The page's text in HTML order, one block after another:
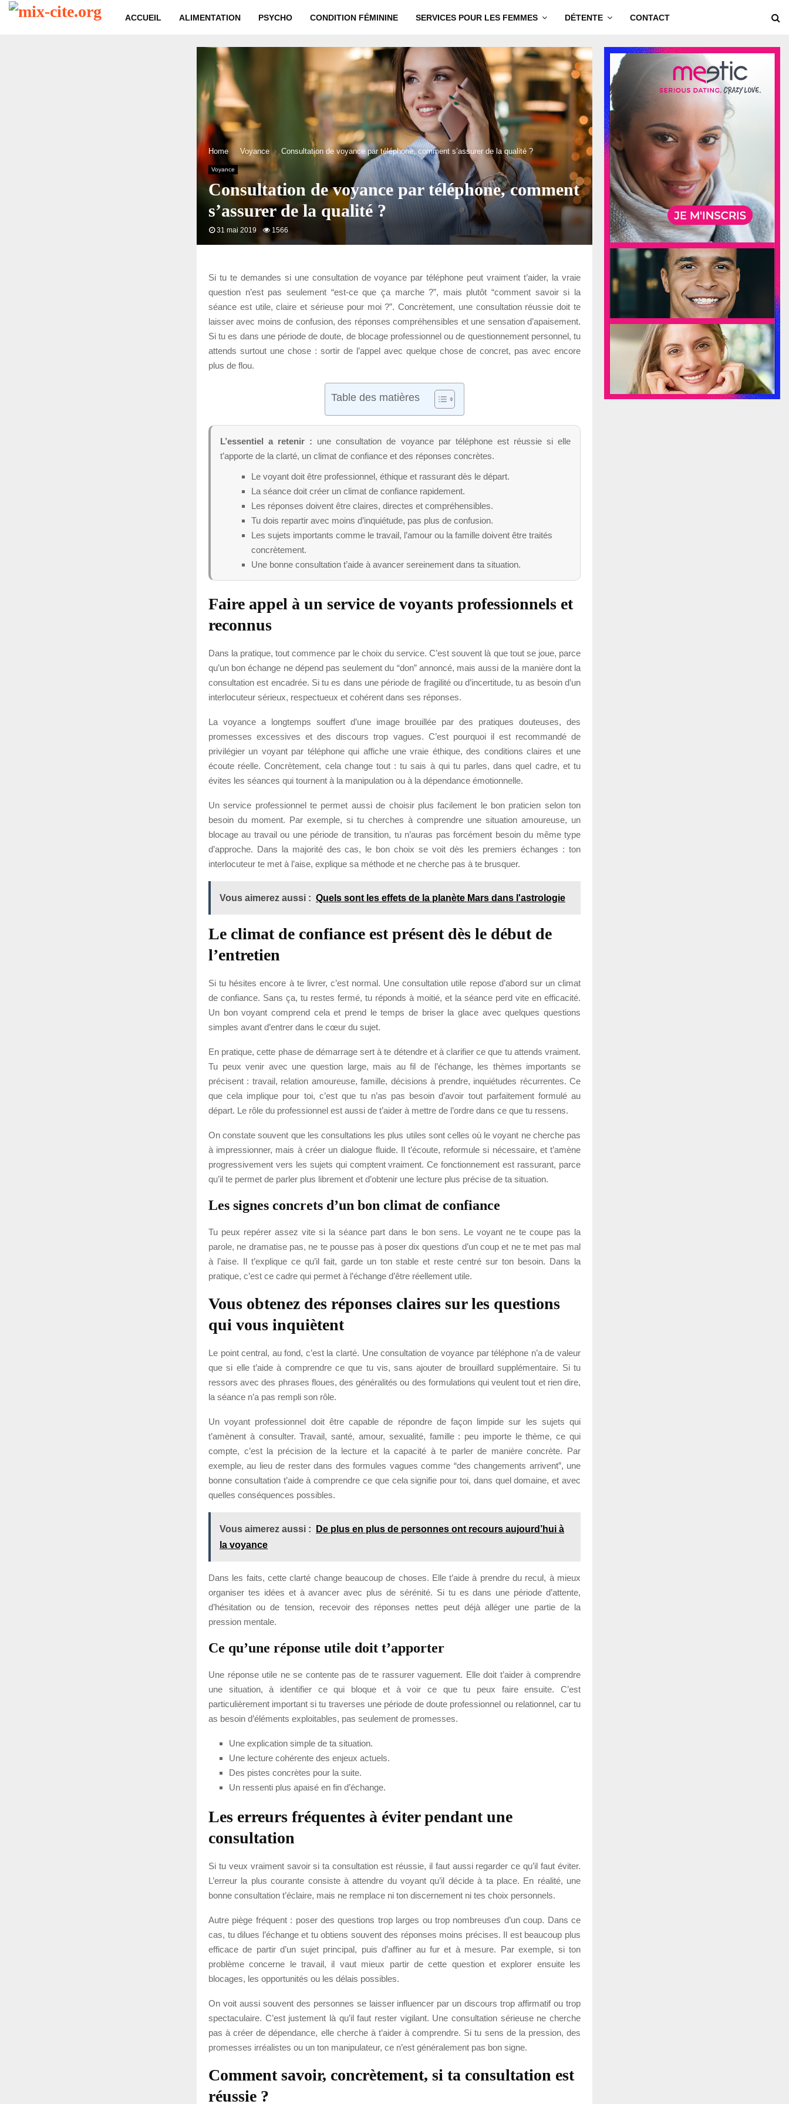
ACCUEIL ALIMENTATION PSYCHO CONDITION FÉMININE SERVICES POUR LES FEMMES DÉTENTE CONTACT
Home Voyance Consultation de voyance par téléphone, comment s’assurer de la qualité ?
Voyance
Consultation de voyance par téléphone, comment
s’assurer de la qualité ?
31 mai 2019 1566
Si tu te demandes si une consultation de voyance par téléphone peut vraiment t’aider, la vraie
question n’est pas seulement “est-ce que ça marche ?”, mais plutôt “comment savoir si la
séance est utile, claire et sérieuse pour moi ?”. Concrètement, une consultation réussie doit te
laisser avec moins de confusion, des réponses compréhensibles et une sensation d’apaisement.
Si tu es dans une période de doute, de blocage professionnel ou de questionnement personnel, tu
attends surtout une chose : sortir de l’appel avec quelque chose de concret, pas avec encore
plus de flou.
Table des matières
L’essentiel a retenir : une consultation de voyance par téléphone est réussie si elle
t’apporte de la clarté, un climat de confiance et des réponses concrètes.
Le voyant doit être professionnel, éthique et rassurant dès le départ.
La séance doit créer un climat de confiance rapidement.
Les réponses doivent être claires, directes et compréhensibles.
Tu dois repartir avec moins d’inquiétude, pas plus de confusion.
Les sujets importants comme le travail, l’amour ou la famille doivent être traités
concrètement.
Une bonne consultation t’aide à avancer sereinement dans ta situation.
Faire appel à un service de voyants professionnels et
reconnus
Dans la pratique, tout commence par le choix du service. C’est souvent là que tout se joue, parce
qu’un bon échange ne dépend pas seulement du “don” annoncé, mais aussi de la manière dont la
consultation est encadrée. Si tu es dans une période de fragilité ou d’incertitude, tu as besoin d’un
interlocuteur sérieux, respectueux et cohérent dans ses réponses.
La voyance a longtemps souffert d’une image brouillée par des pratiques douteuses, des
promesses excessives et des discours trop vagues. C’est pourquoi il est recommandé de
privilégier un voyant par téléphone qui affiche une vraie éthique, des conditions claires et une
écoute réelle. Concrètement, cela change tout : tu sais à qui tu parles, dans quel cadre, et tu
évites les séances qui tournent à la manipulation ou à la dépendance émotionnelle.
Un service professionnel te permet aussi de choisir plus facilement le bon praticien selon ton
besoin du moment. Par exemple, si tu cherches à comprendre une situation amoureuse, un
blocage au travail ou une période de transition, tu n’auras pas forcément besoin du même type
d’approche. Dans la majorité des cas, le bon choix se voit dès les premiers échanges : ton
interlocuteur te met à l’aise, explique sa méthode et ne cherche pas à te brusquer.
Vous aimerez aussi : Quels sont les effets de la planète Mars dans l'astrologie
Le climat de confiance est présent dès le début de
l’entretien
Si tu hésites encore à te livrer, c’est normal. Une consultation utile repose d’abord sur un climat
de confiance. Sans ça, tu restes fermé, tu réponds à moitié, et la séance perd vite en efficacité.
Un bon voyant comprend cela et prend le temps de briser la glace avec quelques questions
simples avant d’entrer dans le cœur du sujet.
En pratique, cette phase de démarrage sert à te détendre et à clarifier ce que tu attends vraiment.
Tu peux venir avec une question large, mais au fil de l’échange, les thèmes importants se
précisent : travail, relation amoureuse, famille, décisions à prendre, inquiétudes récurrentes. Ce
que cela implique pour toi, c’est que tu n’as pas besoin d’avoir tout parfaitement formulé au
départ. Le rôle du professionnel est aussi de t’aider à mettre de l’ordre dans ce que tu ressens.
On constate souvent que les consultations les plus utiles sont celles où le voyant ne cherche pas
à impressionner, mais à créer un dialogue fluide. Il t’écoute, reformule si nécessaire, et t’amène
progressivement vers les sujets qui comptent vraiment. Ce fonctionnement est rassurant, parce
qu’il te permet de parler plus librement et d’obtenir une lecture plus précise de ta situation.
Les signes concrets d’un bon climat de confiance
Tu peux repérer assez vite si la séance part dans le bon sens. Le voyant ne te coupe pas la
parole, ne dramatise pas, ne te pousse pas à poser dix questions d’un coup et ne te met pas mal
à l’aise. Il t’explique ce qu’il fait, garde un ton stable et reste centré sur ton besoin. Dans la
pratique, c’est ce cadre qui permet à l’échange d’être réellement utile.
Vous obtenez des réponses claires sur les questions
qui vous inquiètent
Le point central, au fond, c’est la clarté. Une consultation de voyance par téléphone n’a de valeur
que si elle t’aide à comprendre ce que tu vis, sans ajouter de brouillard supplémentaire. Si tu
ressors avec des phrases floues, des généralités ou des formulations qui veulent tout et rien dire,
la séance n’a pas rempli son rôle.
Un voyant professionnel doit être capable de répondre de façon limpide sur les sujets qui
t’amènent à consulter. Travail, santé, amour, sexualité, famille : peu importe le thème, ce qui
compte, c’est la précision de la lecture et la capacité à te parler de manière concrète. Par
exemple, au lieu de rester dans des formules vagues comme “des changements arrivent”, une
bonne consultation t’aide à comprendre ce que cela signifie pour toi, dans quel domaine, et avec
quelles conséquences possibles.
Vous aimerez aussi :
De plus en plus de personnes ont recours aujourd’hui à
la voyance
Dans les faits, cette clarté change beaucoup de choses. Elle t’aide à prendre du recul, à mieux
organiser tes idées et à avancer avec plus de sérénité. Si tu es dans une période d’attente,
d’hésitation ou de tension, recevoir des réponses nettes peut déjà alléger une partie de la
pression mentale.
Ce qu’une réponse utile doit t’apporter
Une réponse utile ne se contente pas de te rassurer vaguement. Elle doit t’aider à comprendre
une situation, à identifier ce qui bloque et à voir ce que tu peux faire ensuite. C’est
particulièrement important si tu traverses une période de doute professionnel ou relationnel, car tu
as besoin d’éléments exploitables, pas seulement de promesses.
Une explication simple de ta situation.
Une lecture cohérente des enjeux actuels.
Des pistes concrètes pour la suite.
Un ressenti plus apaisé en fin d’échange.
Les erreurs fréquentes à éviter pendant une
consultation
Si tu veux vraiment savoir si ta consultation est réussie, il faut aussi regarder ce qu’il faut éviter.
L’erreur la plus courante consiste à attendre du voyant qu’il décide à ta place. En réalité, une
bonne consultation t’éclaire, mais ne remplace ni ton discernement ni tes choix personnels.
Autre piège fréquent : poser des questions trop larges ou trop nombreuses d’un coup. Dans ce
cas, tu dilues l’échange et tu obtiens souvent des réponses moins précises. Il est beaucoup plus
efficace de partir d’un sujet principal, puis d’affiner au fur et à mesure. Par exemple, si ton
problème concerne le travail, il vaut mieux partir de cette question et explorer ensuite les
blocages, les opportunités ou les délais possibles.
On voit aussi souvent des personnes se laisser influencer par un discours trop affirmatif ou trop
spectaculaire. C’est justement là qu’il faut rester vigilant. Une consultation sérieuse ne cherche
pas à créer de dépendance, elle cherche à t’aider à comprendre. Si tu sens de la pression, des
promesses irréalistes ou un ton manipulateur, ce n’est généralement pas bon signe.
Comment savoir, concrètement, si ta consultation est
réussie ?